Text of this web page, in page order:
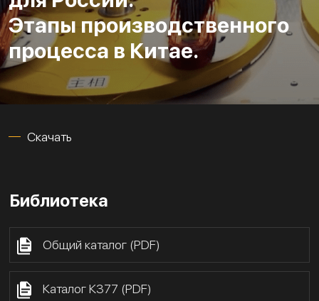
Этапы производственного
процесса в Китае.
Скачать
Библиотека
Общий каталог (PDF)
Каталог К377 (PDF)